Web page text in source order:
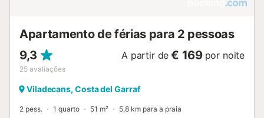
Apartamento de férias para 2 pessoas
9,3
25 avaliações
A partir de € 169 por noite
Viladecans, Costa del Garraf
2 pess. 1 quarto 51 m² 5,8 km para a praia